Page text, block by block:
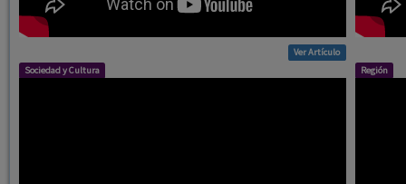
Ver Artículo
Sociedad y Cultura Región